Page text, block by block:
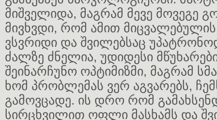
მიშველიდა, მაგრამ მევე მოვეგე
მივხვდი, რომ ამით
ვსვრიდი და შვილებსაც
ძალზე ძნელია, უდიდესი
შეინარჩუნო ოპტიმიზმი, მაგრამ
ხომ პრობლემას ვერ აგვარებს,
გამოვცადე. ის დრო რომ
სირცხვილით ოფლი მასხამს და